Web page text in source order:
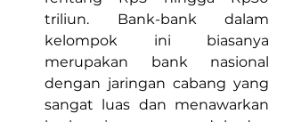
triliun. Bank-bank dalam
kelompok ini biasanya
merupakan bank nasional
dengan jaringan cabang yang
sangat luas dan menawarkan